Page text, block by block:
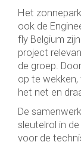
Het
ook de
fly Belgium
project
de groep.
op te wekken,
het net en
De
sleutelrol in
voor de